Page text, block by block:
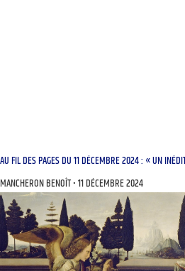
AU FIL DES PAGES DU 11 DÉCEMBRE 2024 : « UN
MANCHERON BENOÎT 11 DÉCEMBRE 2024